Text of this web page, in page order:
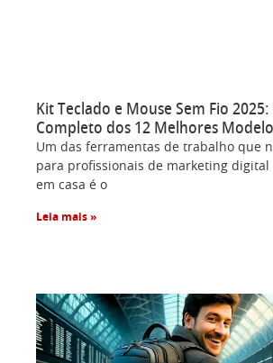
Kit Teclado e Mouse Sem Fio 2025:
Completo dos 12 Melhores
Um das ferramentas de trabalho que
para profissionais de marketing
em casa é o
Leia mais »